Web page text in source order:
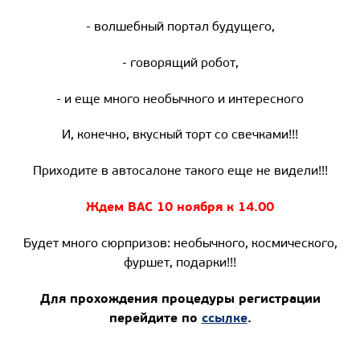
- волшебный портал будущего,
- говорящий робот,
- и еще много необычного и интересного
И, конечно, вкусный торт со свечками!!!
Приходите в автосалоне такого еще не видели!!!
Ждем ВАС 10 ноября к 14.00
Будет много сюрпризов: необычного, космического,
фуршет, подарки!!!
Для прохождения процедуры регистрации
перейдите по ссылке.